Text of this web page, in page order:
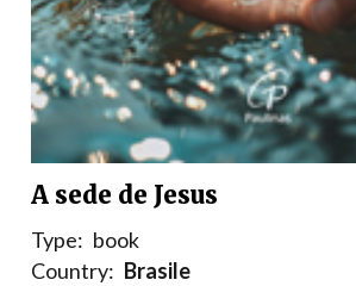
A sede de Jesus
Type: book
Country: Brasile